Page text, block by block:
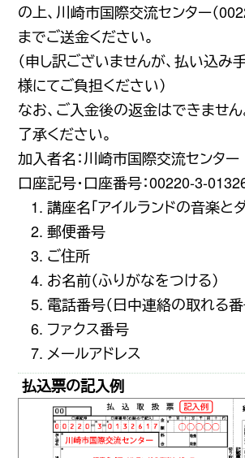
の上、川崎市国際交流センター（
までご送金ください。
（申し訳ございませんが、払い込み
様にてご負担ください）
なお、ご入金後の返金はできませ
了承ください。
加入者名：川崎市国際交流センター
口座記号・口座番号：00220-3-
講座名「アイルランドの音楽と
郵便番号
ご住所
お名前（ふりがなをつける）
電話番号（日中連絡の取れる番
ファクス番号
メールアドレス
払込票の記入例